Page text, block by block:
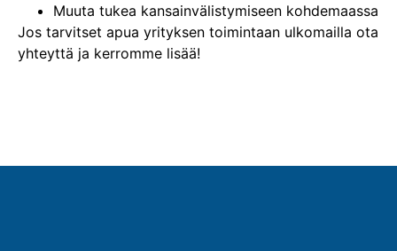
Muuta tukea kansainvälistymiseen kohdemaassa
Jos tarvitset apua yrityksen toimintaan ulkomailla ota
yhteyttä ja kerromme lisää!